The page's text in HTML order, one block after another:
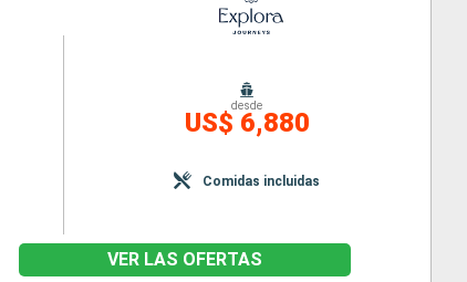
desde
US$ 6,880
Comidas incluidas
VER LAS OFERTAS